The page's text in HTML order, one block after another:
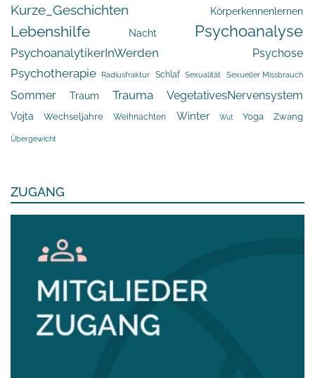
Kurze_Geschichten Körperkennenlernen
Lebenshilfe Nacht Psychoanalyse
PsychoanalytikerInWerden Psychose
Psychotherapie Radiusfraktur Schlaf Sexualität Sexueller Missbrauch
Sommer Traum Trauma VegetativesNervensystem
Vojta Wechseljahre Weihnachten Winter Wut Yoga Zwang
Übergewicht
ZUGANG